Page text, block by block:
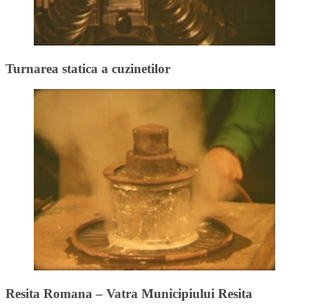
Turnarea statica a cuzinetilor
Resita Romana – Vatra Municipiului Resita